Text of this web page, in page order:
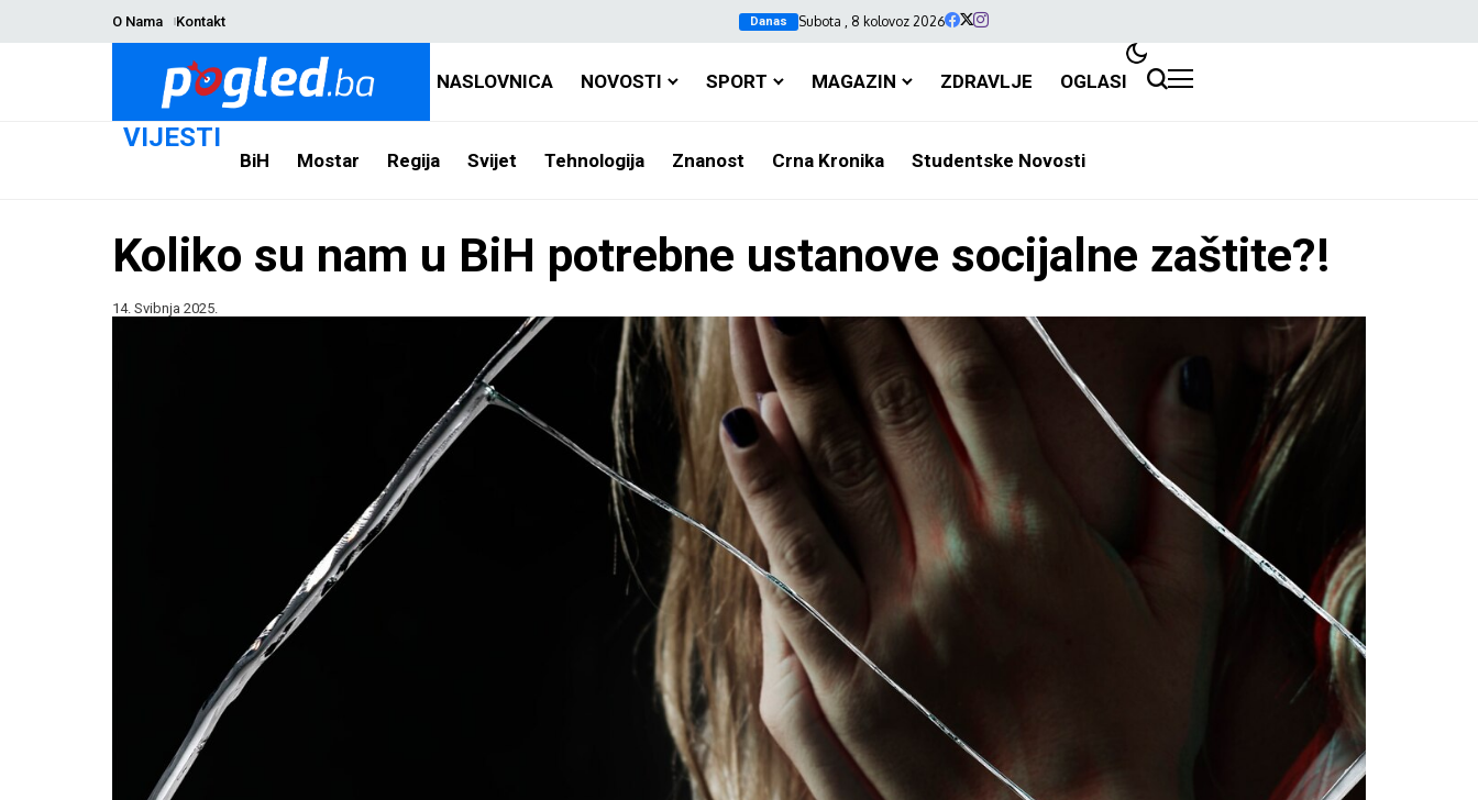
O Nama Kontakt Danas Subota , 8 kolovoz 2026
NASLOVNICA NOVOSTI SPORT MAGAZIN ZDRAVLJE OGLASI
VIJESTI
BiH Mostar Regija Svijet Tehnologija Znanost Crna Kronika Studentske Novosti
Koliko su nam u BiH potrebne ustanove socijalne zaštite?!
14. Svibnja 2025.